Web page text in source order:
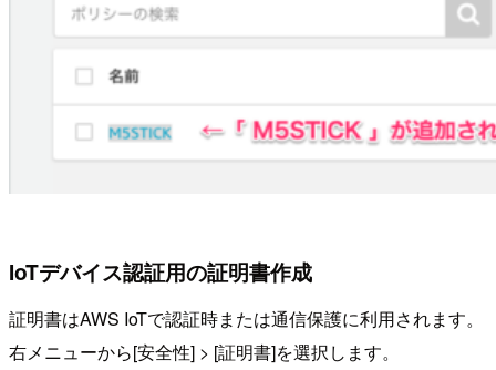
IoTデバイス認証用の証明書作成
証明書はAWS IoTで認証時または通信保護に利用されます。
右メニューから[安全性] > [証明書]を選択します。